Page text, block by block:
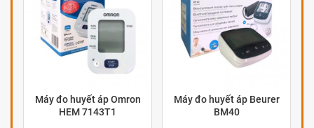
Máy đo huyết áp Omron
HEM 7143T1
Máy đo huyết áp Beurer
BM40